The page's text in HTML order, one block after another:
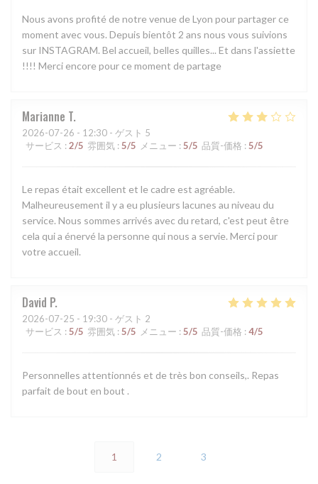
Nous avons profité de notre venue de Lyon pour partager ce
moment avec vous. Depuis bientôt 2 ans nous vous suivions
sur INSTAGRAM. Bel accueil, belles quilles... Et dans l'assiette
!!!! Merci encore pour ce moment de partage
Marianne T
2026-07-26 - 12:30 - ゲスト 5
サービス : 2/5 雰囲気 : 5/5 メニュー : 5/5 品質-価格 : 5/5
Le repas était excellent et le cadre est agréable.
Malheureusement il y a eu plusieurs lacunes au niveau du
service. Nous sommes arrivés avec du retard, c'est peut être
cela qui a énervé la personne qui nous a servie. Merci pour
votre accueil.
David P
2026-07-25 - 19:30 - ゲスト 2
サービス : 5/5 雰囲気 : 5/5 メニュー : 5/5 品質-価格 : 4/5
Personnelles attentionnés et de très bon conseils,. Repas
parfait de bout en bout .
1 2 3